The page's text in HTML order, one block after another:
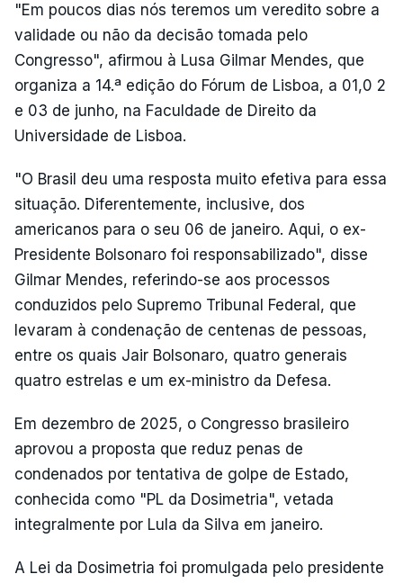
"Em poucos dias nós teremos um veredito sobre a
validade ou não da decisão tomada pelo
Congresso", afirmou à Lusa Gilmar Mendes, que
organiza a 14.ª edição do Fórum de Lisboa, a 01,0 2
e 03 de junho, na Faculdade de Direito da
Universidade de Lisboa.
"O Brasil deu uma resposta muito efetiva para essa
situação. Diferentemente, inclusive, dos
americanos para o seu 06 de janeiro. Aqui, o ex-
Presidente Bolsonaro foi responsabilizado", disse
Gilmar Mendes, referindo-se aos processos
conduzidos pelo Supremo Tribunal Federal, que
levaram à condenação de centenas de pessoas,
entre os quais Jair Bolsonaro, quatro generais
quatro estrelas e um ex-ministro da Defesa.
Em dezembro de 2025, o Congresso brasileiro
aprovou a proposta que reduz penas de
condenados por tentativa de golpe de Estado,
conhecida como "PL da Dosimetria", vetada
integralmente por Lula da Silva em janeiro.
A Lei da Dosimetria foi promulgada pelo presidente